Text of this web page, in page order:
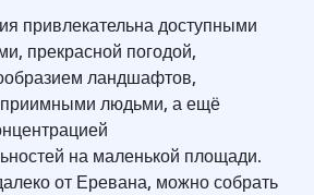
привлекательна доступными
прекрасной погодой,
ландшафтов,
людьми, а ещё
на маленькой площади.
от Еревана, можно собрать